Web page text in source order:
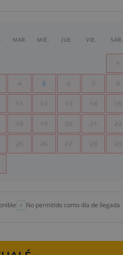
MAR. MIÉ. JUE. VIE. SÁB.
1
4 5 6 7 8
11 12 13 14 15
18 19 20 21 22
25 26 27 28 29
No permitido como día de llegada